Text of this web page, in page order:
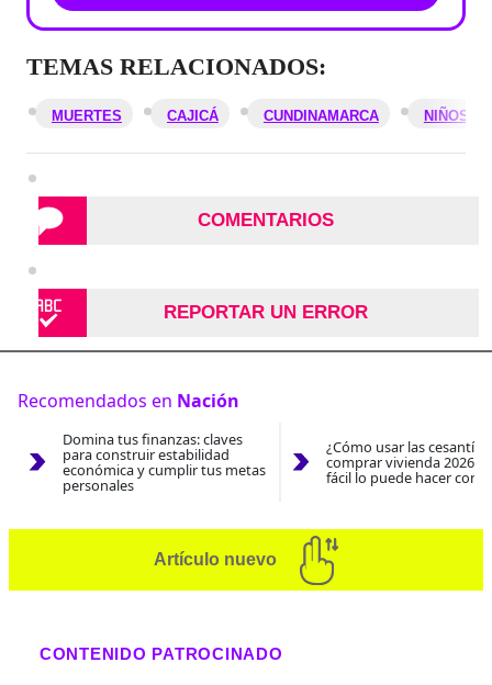
TEMAS RELACIONADOS:
MUERTES CAJICÁ CUNDINAMARCA NIÑOS
COMENTARIOS
REPORTAR UN ERROR
Recomendados en Nación
Domina tus finanzas: claves
para construir estabilidad
económica y cumplir tus metas
personales
¿Cómo usar las
comprar vivienda 2026?
fácil lo puede hacer con
Artículo nuevo
CONTENIDO PATROCINADO